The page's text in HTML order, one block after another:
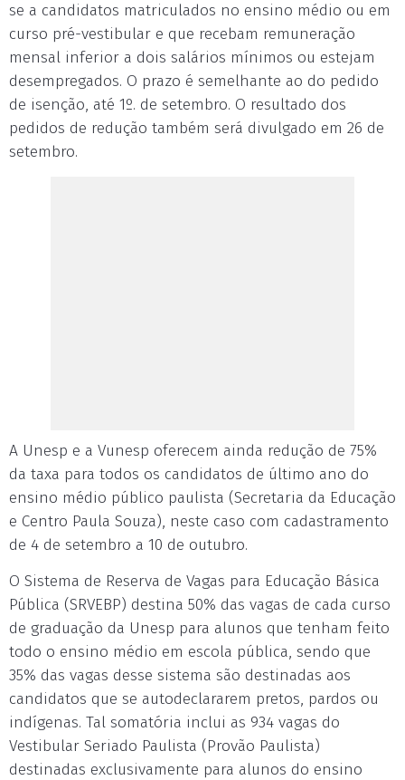
se a candidatos matriculados no ensino médio ou em
curso pré-vestibular e que recebam remuneração
mensal inferior a dois salários mínimos ou estejam
desempregados. O prazo é semelhante ao do pedido
de isenção, até 1º. de setembro. O resultado dos
pedidos de redução também será divulgado em 26 de
setembro.
A Unesp e a Vunesp oferecem ainda redução de 75%
da taxa para todos os candidatos de último ano do
ensino médio público paulista (Secretaria da Educação
e Centro Paula Souza), neste caso com cadastramento
de 4 de setembro a 10 de outubro.
O Sistema de Reserva de Vagas para Educação Básica
Pública (SRVEBP) destina 50% das vagas de cada curso
de graduação da Unesp para alunos que tenham feito
todo o ensino médio em escola pública, sendo que
35% das vagas desse sistema são destinadas aos
candidatos que se autodeclararem pretos, pardos ou
indígenas. Tal somatória inclui as 934 vagas do
Vestibular Seriado Paulista (Provão Paulista)
destinadas exclusivamente para alunos do ensino